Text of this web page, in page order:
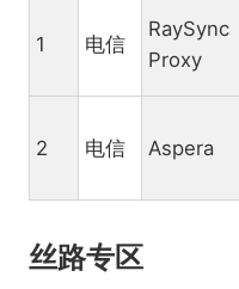
1 电信
RaySync
Proxy
2 电信 Aspera
丝路专区